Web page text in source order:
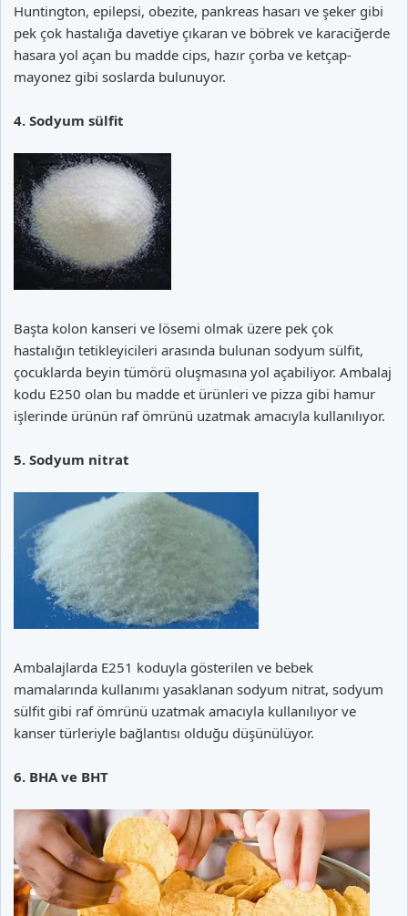
Huntington, epilepsi, obezite, pankreas hasarı ve şeker gibi
pek çok hastalığa davetiye çıkaran ve böbrek ve karaciğerde
hasara yol açan bu madde cips, hazır çorba ve ketçap-
mayonez gibi soslarda bulunuyor.
4. Sodyum sülfit
Başta kolon kanseri ve lösemi olmak üzere pek çok
hastalığın tetikleyicileri arasında bulunan sodyum sülfit,
çocuklarda beyin tümörü oluşmasına yol açabiliyor. Ambalaj
kodu E250 olan bu madde et ürünleri ve pizza gibi hamur
işlerinde ürünün raf ömrünü uzatmak amacıyla kullanılıyor.
5. Sodyum nitrat
Ambalajlarda E251 koduyla gösterilen ve bebek
mamalarında kullanımı yasaklanan sodyum nitrat, sodyum
sülfit gibi raf ömrünü uzatmak amacıyla kullanılıyor ve
kanser türleriyle bağlantısı olduğu düşünülüyor.
6. BHA ve BHT